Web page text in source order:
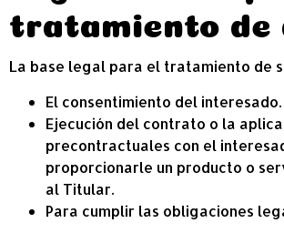
tratamiento de
La base legal para el tratamiento de
El consentimiento del interesado.
Ejecución del contrato o la
precontractuales con el
proporcionarle un producto o
al Titular.
Para cumplir las obligaciones